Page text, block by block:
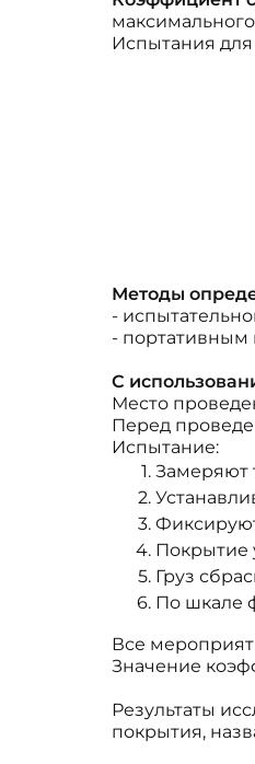
Испытания
Методы
-
- портативным
С
Место
Перед
Испытание:
Замеряют
Покрытие
Груз
По шкале
Все
Значение
Результаты
покрытия,